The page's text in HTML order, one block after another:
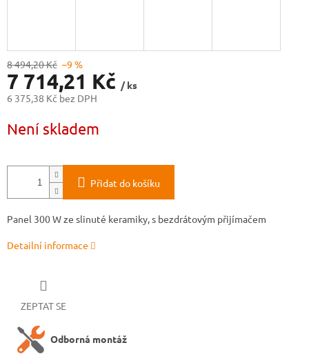
8 494,20 Kč –9 %
7 714,21 Kč / ks
6 375,38 Kč bez DPH
cena:
Není skladem
Přidat do košíku
Panel 300 W ze slinuté keramiky, s bezdrátovým přijímačem
Detailní informace
ZEPTAT SE
Odborná montáž